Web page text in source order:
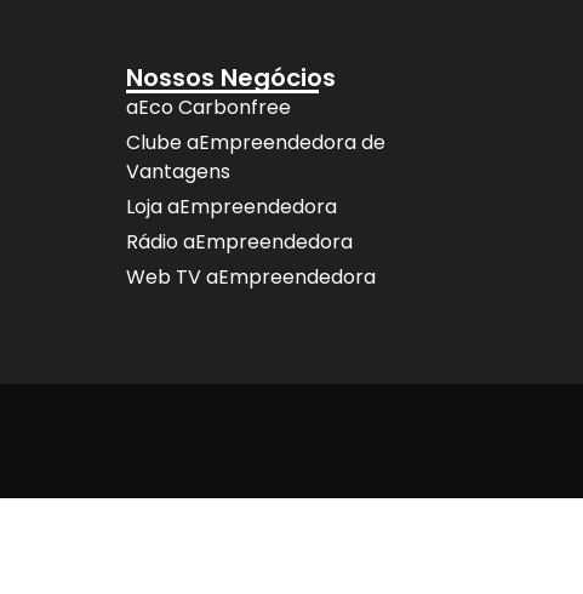
Nossos Negócios
aEco Carbonfree
Clube aEmpreendedora de
Vantagens
Loja aEmpreendedora
Rádio aEmpreendedora
Web TV aEmpreendedora